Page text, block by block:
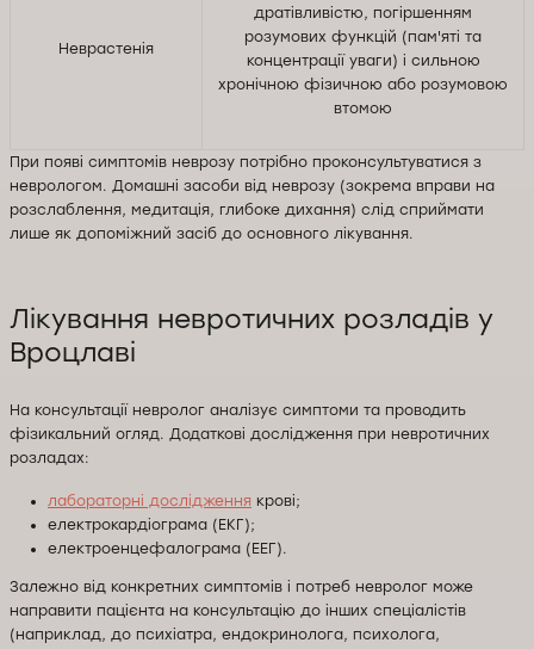
Неврастенія
дратівливістю, погіршенням
розумових функцій (пам'яті та
концентрації уваги) і сильною
хронічною фізичною або розумовою
втомою
При появі симптомів неврозу потрібно проконсультуватися з
неврологом. Домашні засоби від неврозу (зокрема вправи на
розслаблення, медитація, глибоке дихання) слід сприймати
лише як допоміжний засіб до основного лікування.
Лікування невротичних розладів у
Вроцлаві
На консультації невролог аналізує симптоми та проводить
фізикальний огляд. Додаткові дослідження при невротичних
розладах:
лабораторні дослідження крові;
електрокардіограма (ЕКГ);
електроенцефалограма (ЕЕГ).
Залежно від конкретних симптомів і потреб невролог може
направити пацієнта на консультацію до інших спеціалістів
(наприклад, до психіатра, ендокринолога, психолога,